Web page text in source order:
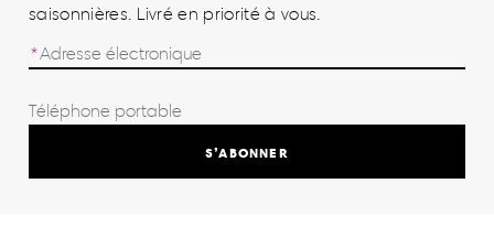
saisonnières. Livré en priorité à vous.
S’ABONNER